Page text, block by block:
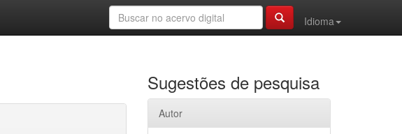
Idioma
Sugestões de pesquisa
Autor